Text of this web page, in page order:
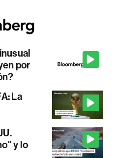
por
La
y lo